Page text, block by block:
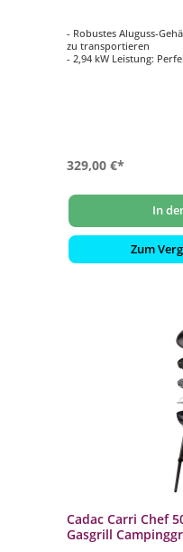
- Robustes Aluguss-
zu transportieren
- 2,94 kW Leistung:
329,00 €*
In
Zum
Cadac Carri Chef
Gasgrill